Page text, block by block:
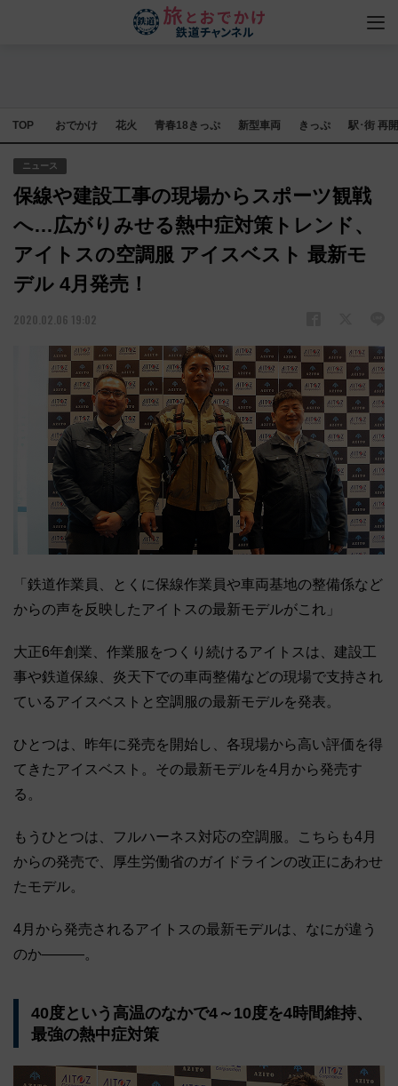
TOP おでかけ 花火 青春18きっぷ 新型車両 きっぷ 駅･街 再
ニュース
保線や建設工事の現場からスポーツ観戦
へ…広がりみせる熱中症対策トレンド、
アイトスの空調服 アイスベスト 最新モ
デル 4月発売！
2020.02.06 19:02
「鉄道作業員、とくに保線作業員や車両基地の整備係など
からの声を反映したアイトスの最新モデルがこれ」
大正6年創業、作業服をつくり続けるアイトスは、建設工
事や鉄道保線、炎天下での車両整備などの現場で支持され
ているアイスベストと空調服の最新モデルを発表。
ひとつは、昨年に発売を開始し、各現場から高い評価を得
てきたアイスベスト。その最新モデルを4月から発売す
る。
もうひとつは、フルハーネス対応の空調服。こちらも4月
からの発売で、厚生労働省のガイドラインの改正にあわせ
たモデル。
4月から発売されるアイトスの最新モデルは、なにが違う
のか―――。
40度という高温のなかで4～10度を4時間維持、
最強の熱中症対策